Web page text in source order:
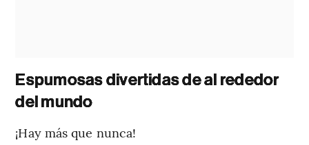
Espumosas divertidas de al rededor
del mundo
¡Hay más que nunca!